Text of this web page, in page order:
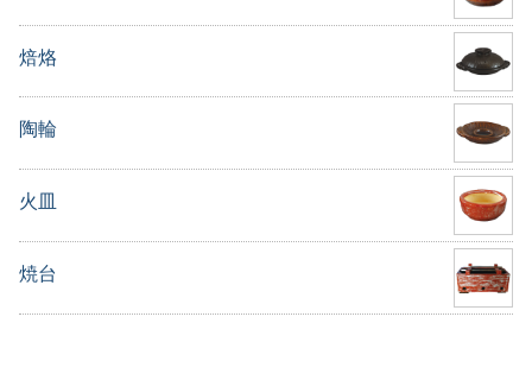
焙烙
陶輪
火皿
焼台